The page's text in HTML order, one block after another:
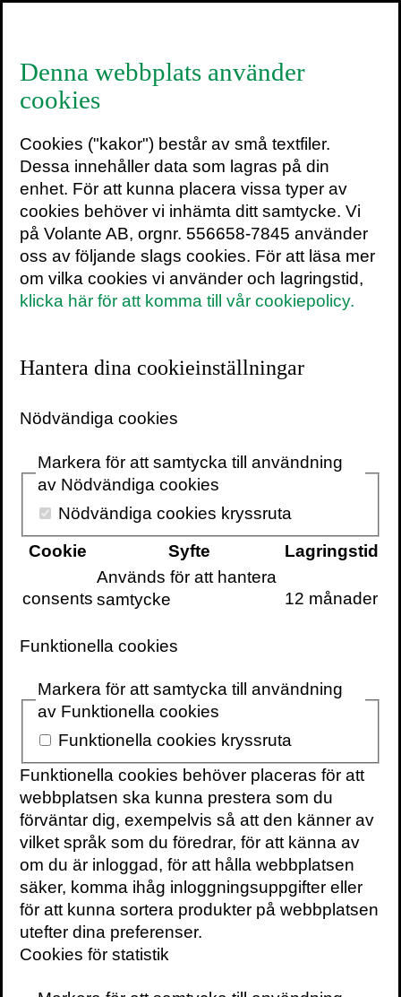
fackböckerna
8 juni 2026 4 min
Sikthar valt ut och rangordnat de 25
mest läsvärda utländska fackböckerna
från 2000-talets första kvartssekel. Flera
av dem finns översatta till svenska.
Vilka är de bästa utländska
fackböckerna på 2000-talet?
Från programförklaringen iSikt #6
Urvalet bygger inte på en strikt mall, utan
på några vägledande principer: avtryck och
betydelse, samt litterär kvalitet och
läsbarhet. Vi har velat undvika en lista över
enbart bästsäljare eller tillfälliga snackisar
och istället lyfta titlar som håller över tid.
Arbetet har skett i juryform, där Sikt-
rådgivare har läst, nominerat och diskuterat
fram ett urval med bredd i perspektiv och
genrer. Kort sagt: en blandning av tyngd,
tidskänsla och berättarkraft.
Håller du inte med?Mejla ossgärna eller
kommentera påInstagram . Ju fler som
engagerar sig i fackböcker, desto bättre.
Om urvalet
Listan har tagits fram av redaktionen och
Denna webbplats använder
cookies
Cookies ("kakor") består av små textfiler.
Dessa innehåller data som lagras på din
enhet. För att kunna placera vissa typer av
cookies behöver vi inhämta ditt samtycke. Vi
på Volante AB, orgnr. 556658-7845 använder
oss av följande slags cookies. För att läsa mer
om vilka cookies vi använder och lagringstid,
klicka här för att komma till vår cookiepolicy.
Hantera dina cookieinställningar
Nödvändiga cookies
Markera för att samtycka till användning
av Nödvändiga cookies
Nödvändiga cookies kryssruta
Cookie
Syfte Lagringstid
consents
Används för att hantera
samtycke
12 månader
Funktionella cookies
Markera för att samtycka till användning
av Funktionella cookies
Funktionella cookies kryssruta
Funktionella cookies behöver placeras för att
webbplatsen ska kunna prestera som du
förväntar dig, exempelvis så att den känner av
vilket språk som du föredrar, för att känna av
om du är inloggad, för att hålla webbplatsen
säker, komma ihåg inloggningsuppgifter eller
för att kunna sortera produkter på webbplatsen
utefter dina preferenser.
Cookies för statistik